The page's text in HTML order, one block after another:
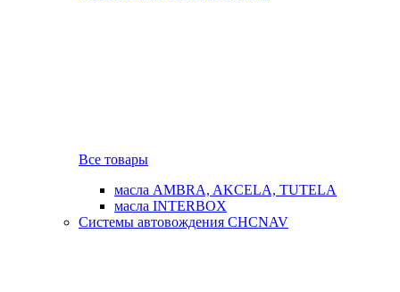
Все товары
масла AMBRA, AKCELA, TUTELA
масла INTERBOX
Системы автовождения CHCNAV